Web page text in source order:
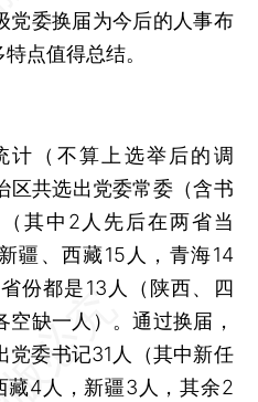
党委换届为今后的人事布
点值得总结。
（不算上选举后的调
区共选出党委常委（含书
其中2人先后在两省当
疆、西藏15人，青海14
份都是13人（陕西、四
缺一人）。通过换届，
党委书记31人（其中新任
藏4人，新疆3人，其余2